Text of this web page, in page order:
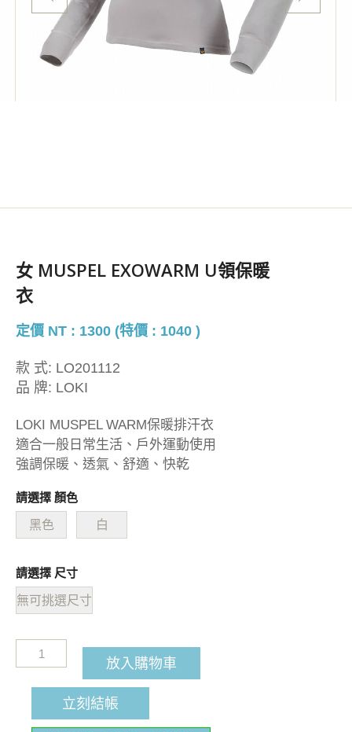
女 MUSPEL EXOWARM U領保暖
衣
定價 NT : 1300 (特價 : 1040 )
款 式: LO201112
品 牌: LOKI
LOKI MUSPEL WARM保暖排汗衣
適合一般日常生活、戶外運動使用
強調保暖、透氣、舒適、快乾
請選擇 顏色
黑色 白
請選擇 尺寸
無可挑選尺寸
放入購物車
立刻結帳